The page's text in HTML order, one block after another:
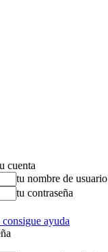
cuenta
tu nombre de usuario
tu contraseña
ayuda